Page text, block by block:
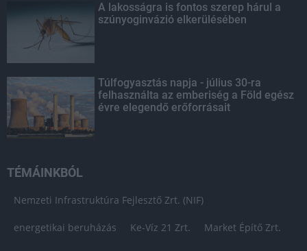
A lakosságra is fontos szerep hárul a
szúnyoginvázió elkerülésében
Túlfogyasztás napja - július 30-ra
felhasználta az emberiség a Föld egész
évre elegendő erőforrásait
TÉMÁINKBÓL
Nemzeti Infrastruktúra Fejlesztő Zrt. (NIF)
energetikai beruházás Ke-Víz 21 Zrt. Market Építő Zrt.